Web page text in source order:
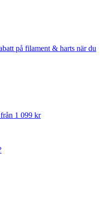
på filament & harts när du
från 1 099 kr